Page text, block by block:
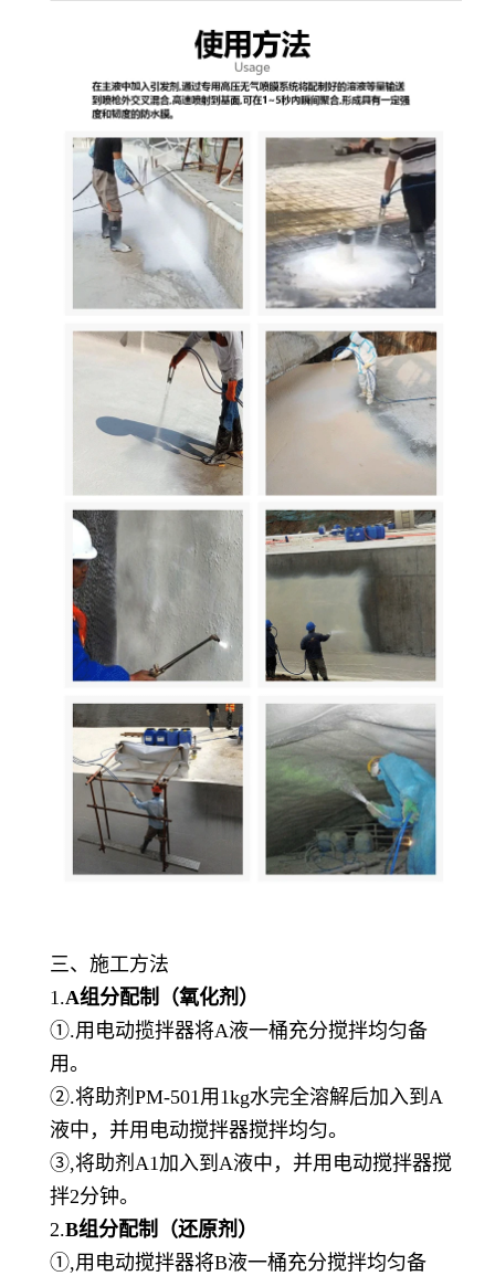
三、 施工方法
1.A组分配制 （氧化剂）
①.用电动揽拌器将A液一桶充分搅拌均匀备
用。
②.将助剂PM-501用1kg水完全溶解后加入到A
液中，并用电动搅拌器搅拌均匀。
③,将助剂A1加入到A液中，并用电动搅拌器搅
拌2分钟。
2.B组分配制 （还原剂）
①,用电动搅拌器将B液一桶充分搅拌均匀备